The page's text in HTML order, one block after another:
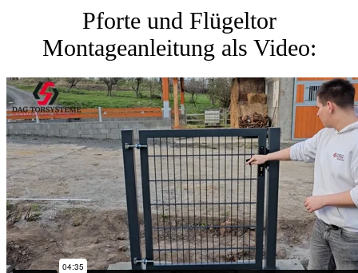
Pforte und Flügeltor
Montageanleitung als Video: